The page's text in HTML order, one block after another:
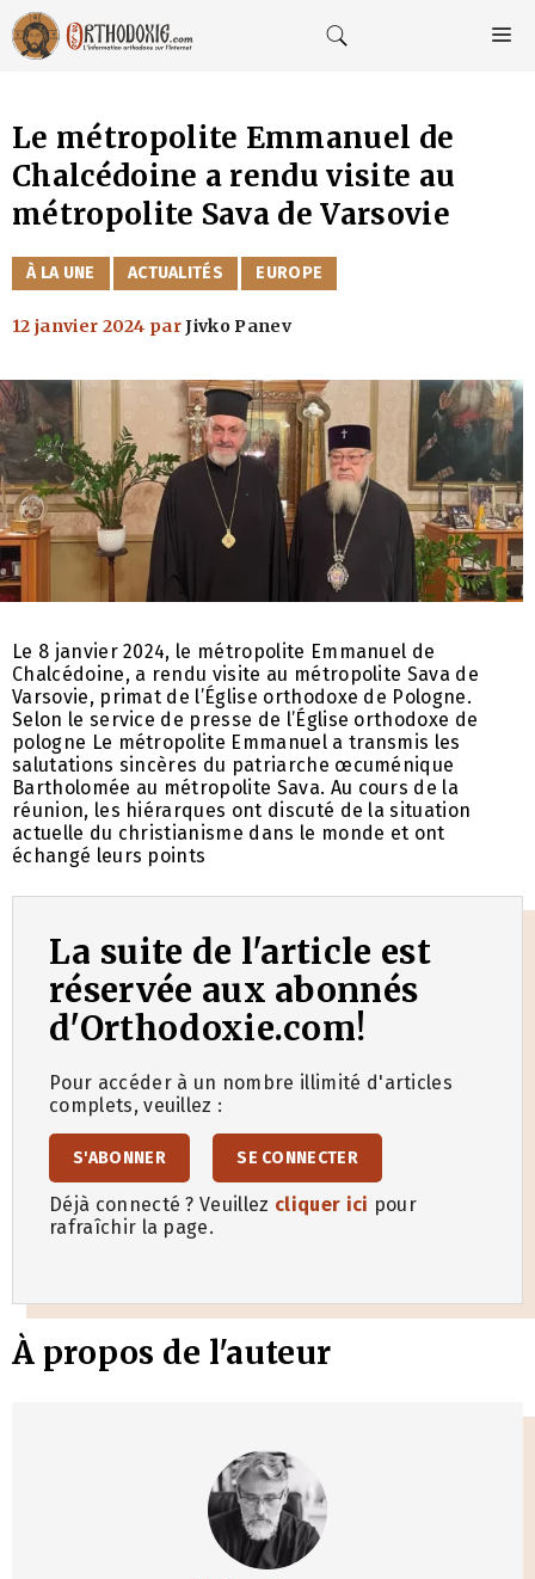
Aller
au
contenu
Le métropolite Emmanuel de
Chalcédoine a rendu visite au
métropolite Sava de Varsovie
CATÉGORIES
À LA UNE ACTUALITÉS EUROPE
12 janvier 2024 parJivko Panev
Le 8 janvier 2024, le métropolite Emmanuel de
Chalcédoine, a rendu visite au métropolite Sava de
Varsovie, primat de l’Église orthodoxe de Pologne.
Selon le service de presse de l’Église orthodoxe de
pologne Le métropolite Emmanuel a transmis les
salutations sincères du patriarche œcuménique
Bartholomée au métropolite Sava. Au cours de la
réunion, les hiérarques ont discuté de la situation
actuelle du christianisme dans le monde et ont
échangé leurs points
La suite de l'article est
réservée aux abonnés
d'Orthodoxie.com!
Pour accéder à un nombre illimité d'articles
complets, veuillez :
S'ABONNER SE CONNECTER
Déjà connecté ? Veuillez cliquer ici pour
rafraîchir la page.
À propos de l'auteur